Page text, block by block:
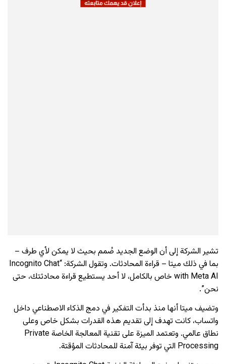
تشير الشركة إلى أن الوضع الجديد صُمم بحيث لا يمكن لأي طرف –
بما في ذلك ميتا – قراءة المحادثات. وتقول الشركة: “Incognito Chat
with Meta AI خاص بالكامل، لا أحد يستطيع قراءة محادثتك، حتى
نحن”.
وتضيف ميتا أنها منذ بدأت التفكير في دمج الذكاء الاصطناعي داخل
واتساب، كانت تهدف إلى تقديم هذه القدرات بشكل خاص وعلى
نطاق عالمي. وتعتمد الميزة على تقنية المعالجة الخاصة Private
Processing التي توفر بيئة آمنة للمحادثات المؤقتة.